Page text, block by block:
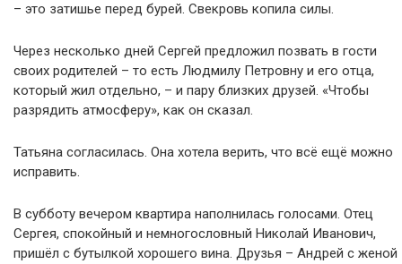
– это затишье перед бурей. Свекровь копила силы.
Через несколько дней Сергей предложил позвать в гости
своих родителей – то есть Людмилу Петровну и его отца,
который жил отдельно, – и пару близких друзей. «Чтобы
разрядить атмосферу», как он сказал.
Татьяна согласилась. Она хотела верить, что всё ещё можно
исправить.
В субботу вечером квартира наполнилась голосами. Отец
Сергея, спокойный и немногословный Николай Иванович,
пришёл с бутылкой хорошего вина. Друзья – Андрей с женой